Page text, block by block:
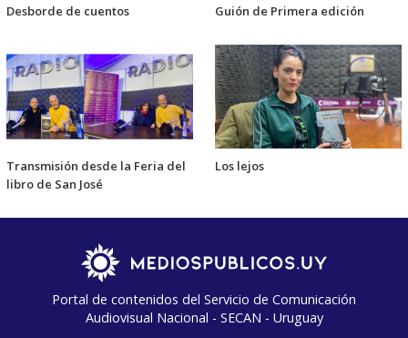
Desborde de cuentos Guión de Primera edición
Transmisión desde la Feria del
libro de San José
Los lejos
Portal de contenidos del Servicio de Comunicación
Audiovisual Nacional - SECAN - Uruguay